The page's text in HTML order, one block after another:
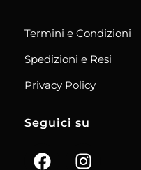
Termini e Condizioni
Spedizioni e Resi
Privacy Policy
Seguici su